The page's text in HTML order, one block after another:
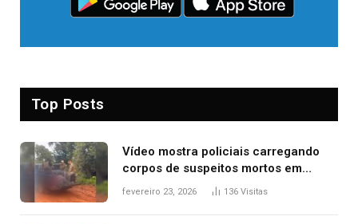
Top Posts
Vídeo mostra policiais carregando
corpos de suspeitos mortos em
confronto dentro de caminhonete
fevereiro 23, 2026 136 Visitas